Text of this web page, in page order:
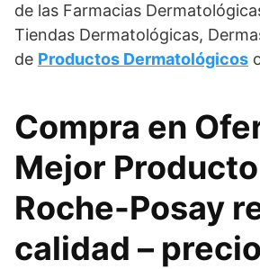
de las Farmacias
Tiendas Dermatológicas,
de Productos Dermatológicos
Compra en
Mejor
Roche-Posay
calidad – precio